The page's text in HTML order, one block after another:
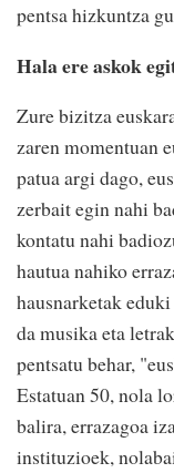
pentsa hizkuntza
Hala ere askok
Zure bizitza
zaren momentuan
patua argi dago,
zerbait egin nahi
kontatu nahi
hautua nahiko
hausnarketak
da musika eta
pentsatu behar,
Estatuan 50, nola
balira, errazagoa
instituzioek,